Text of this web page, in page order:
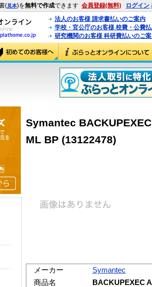
(見本)を無料で作成できます 会員登録(無料) ログイン
法人のお客様 請求書払いのご案内
学校・官公庁のお客様 校費・公費
研究機関のお客様 科研費払いのご
Symantec
ML BP (13122478)
メーカー
Symantec
商品名
BACKUPEXEC